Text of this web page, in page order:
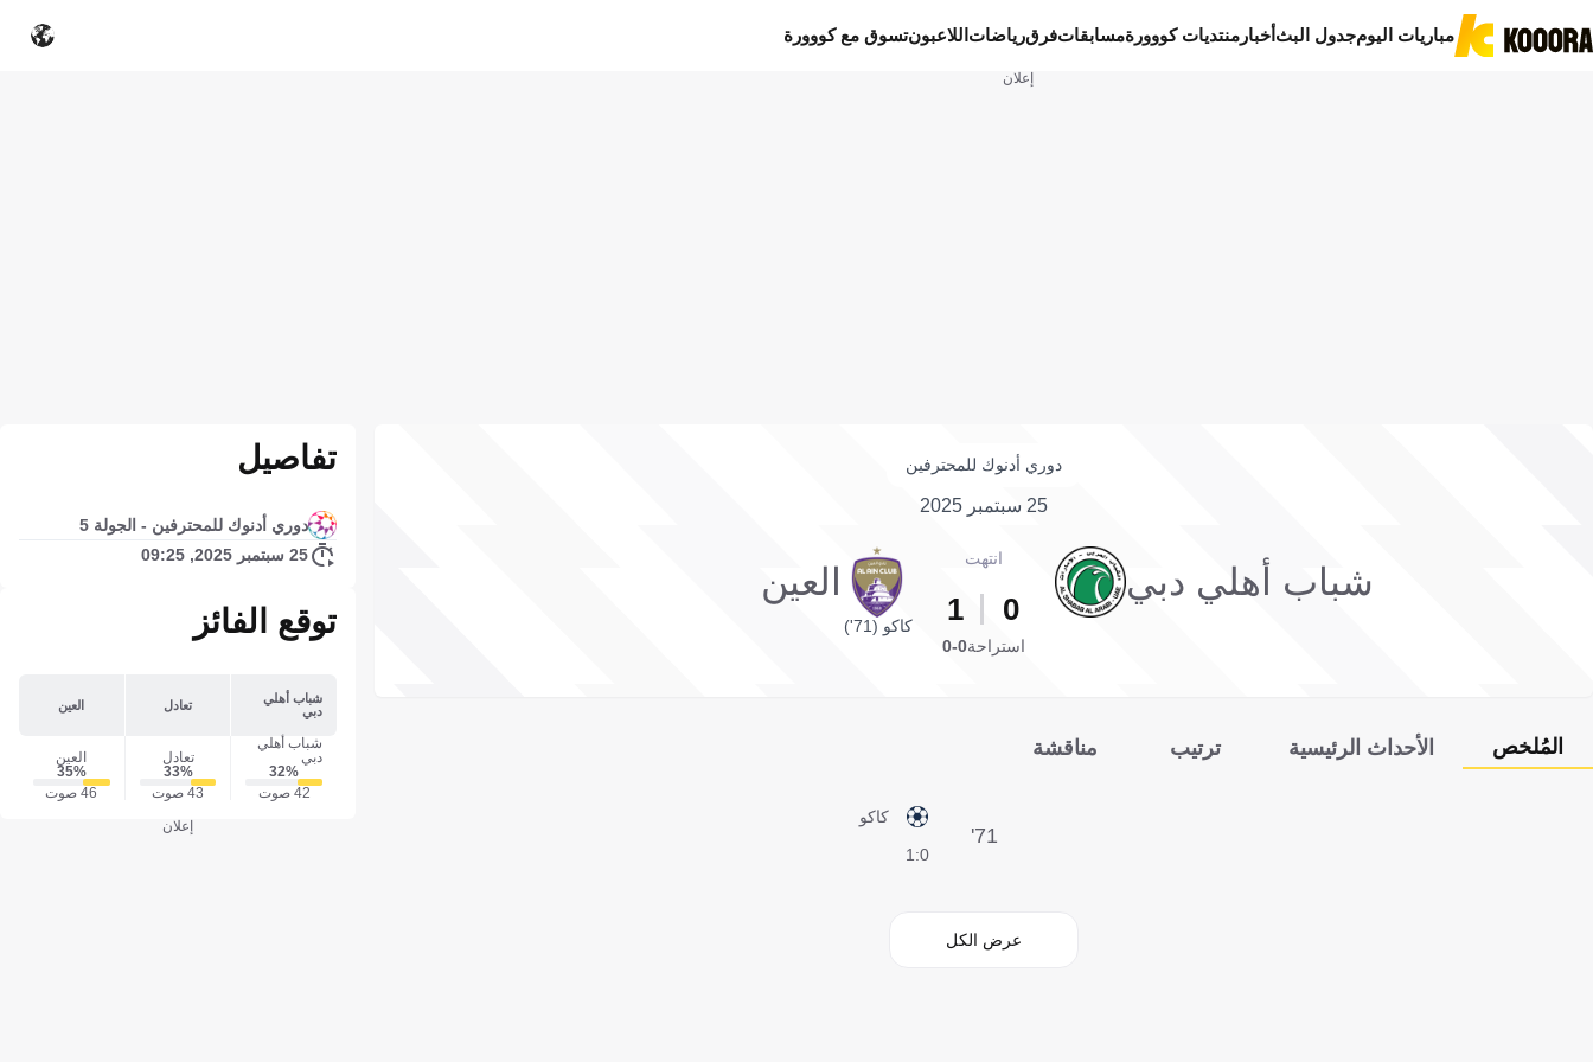
مباريات اليومجدول البثأخبار منتديات كووورةمسابقاتفرقرياضات اللاعبونتسوق مع كووورة
إعلان
دوري أدنوك للمحترفين
25 سبتمبر 2025
شباب أهلي دبي
انتهت
0
1
العين
كاكو (71')
استراحة0-0
المُلخص الأحداث الرئيسية ترتيب مناقشة
0:1
كاكو
71'
عرض الكل
تفاصيل
دوري أدنوك للمحترفين - الجولة 5
25 سبتمبر 2025, 09:25
توقع الفائز
شباب أهلي
دبي
تعادل العين
شباب أهلي
دبي
32‎%‎
42 صوت
تعادل
33‎%‎
43 صوت
العين
35‎%‎
46 صوت
إعلان